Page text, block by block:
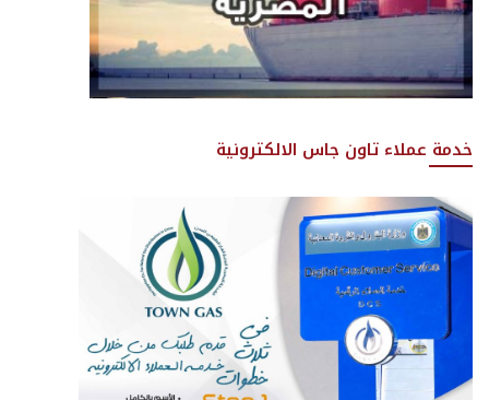
خدمة عملاء تاون جاس الالكترونية